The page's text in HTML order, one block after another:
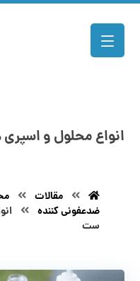
انواع محلول و
مقالات
ضدعفونی کننده
ست